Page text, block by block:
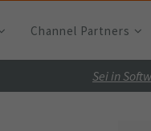
Channel Partners
Sei in